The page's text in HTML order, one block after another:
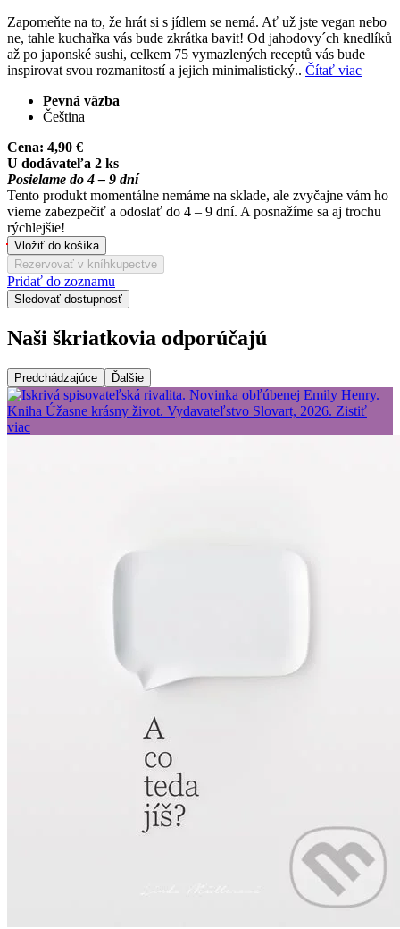
Zapomeňte na to, že hrát si s jídlem se nemá. Ať už jste vegan nebo
ne, tahle kuchařka vás bude zkrátka bavit! Od jahodovy´ch knedlíků
až po japonské sushi, celkem 75 vymazlených receptů vás bude
inspirovat svou rozmanitostí a jejich minimalistický.. Čítať viac
Pevná väzba
Čeština
Cena: 4,90 €
U dodávateľa 2 ks
Posielame do 4 – 9 dní
Tento produkt momentálne nemáme na sklade, ale zvyčajne vám ho
vieme zabezpečiť a odoslať do 4 – 9 dní. A posnažíme sa aj trochu
rýchlejšie!
Vložiť do košíka
Rezervovať v kníhkupectve
Pridať do zoznamu
Sledovať dostupnosť
Naši škriatkovia odporúčajú
Predchádzajúce Ďalšie